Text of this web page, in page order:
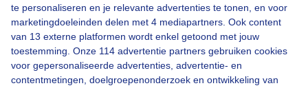
te personaliseren en je relevante advertenties te tonen, en voor
marketingdoeleinden delen met 4 mediapartners. Ook content
van 13 externe platformen wordt enkel getoond met jouw
toestemming. Onze 114 advertentie partners gebruiken cookies
voor gepersonaliseerde advertenties, advertentie- en
contentmetingen, doelgroepenonderzoek en ontwikkeling van
Een moment geduld aub...